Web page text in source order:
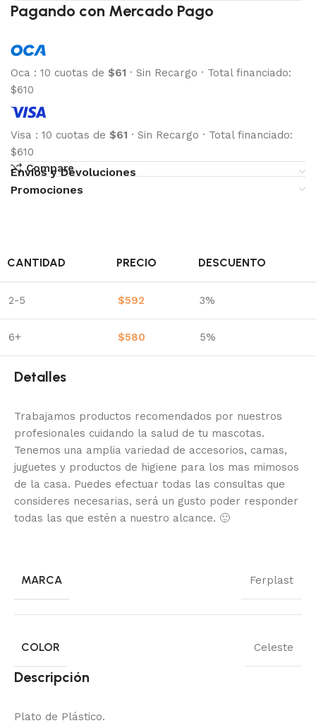
Pagando con Mercado Pago
Oca : 10 cuotas de $61 · Sin Recargo · Total financiado:
$610
Visa : 10 cuotas de $61 · Sin Recargo · Total financiado:
$610
Compare
Envíos y Devoluciones
Promociones
CANTIDAD PRECIO DESCUENTO
2-5 $592 3%
6+ $580 5%
Detalles
Trabajamos productos recomendados por nuestros
profesionales cuidando la salud de tu mascotas.
Tenemos una amplia variedad de accesorios, camas,
juguetes y productos de higiene para los mas mimosos
de la casa. Puedes efectuar todas las consultas que
consideres necesarias, será un gusto poder responder
todas las que estén a nuestro alcance. 🙂
MARCA Ferplast
COLOR Celeste
Descripción
Plato de Plástico.